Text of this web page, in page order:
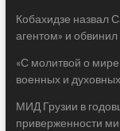
Кобахидзе назвал
агентом» и
«С молитвой о
военных и
МИД Грузии в
приверженности